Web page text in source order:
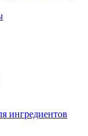
ингредиентов